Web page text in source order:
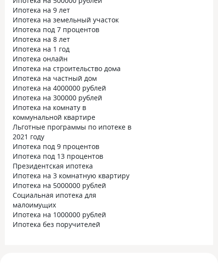
Ипотека на 9 лет
Ипотека на земельный участок
Ипотека под 7 процентов
Ипотека на 8 лет
Ипотека на 1 год
Ипотека онлайн
Ипотека на строительство дома
Ипотека на частный дом
Ипотека на 4000000 рублей
Ипотека на 300000 рублей
Ипотека на комнату в
коммунальной квартире
Льготные программы по ипотеке в
2021 году
Ипотека под 9 процентов
Ипотека под 13 процентов
Президентская ипотека
Ипотека на 3 комнатную квартиру
Ипотека на 5000000 рублей
Социальная ипотека для
малоимущих
Ипотека на 1000000 рублей
Ипотека без поручителей